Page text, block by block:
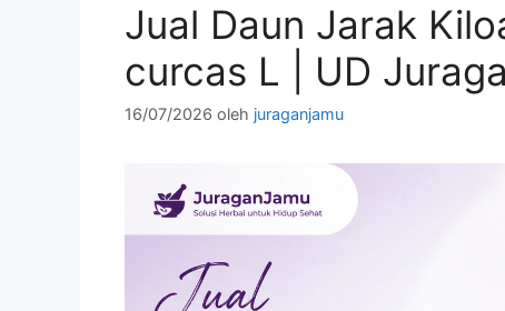
Jual Daun Jarak
curcas L | UD
16/07/2026 oleh juraganjamu